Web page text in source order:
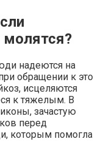
молятся?
надеются на
обращении к это
исцеляются
к тяжелым. В
зачастую
перед
которым помогла